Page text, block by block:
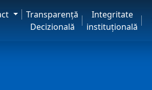
Transparență
Decizională
Integritate
instituțională